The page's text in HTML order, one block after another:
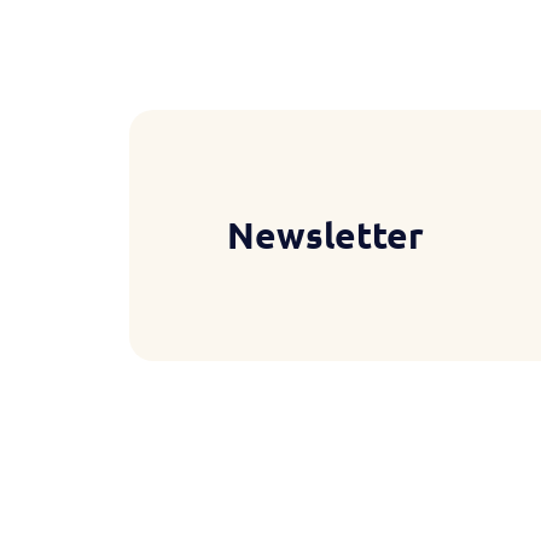
Newsletter